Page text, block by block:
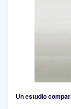
Un estudio